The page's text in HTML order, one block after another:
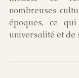
nombreuses
époques, ce
universalité et de